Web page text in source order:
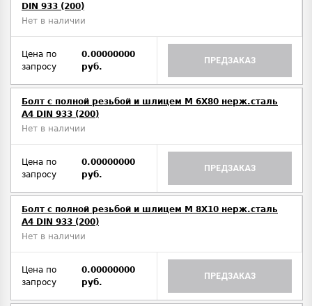
DIN 933 (200)
Нет в наличии
Цена по
запросу
0.00000000
руб.
ПРЕДЗАКАЗ
Болт с полной резьбой и шлицем M 6Х80 нерж.сталь
A4 DIN 933 (200)
Нет в наличии
Цена по
запросу
0.00000000
руб.
ПРЕДЗАКАЗ
Болт с полной резьбой и шлицем M 8Х10 нерж.сталь
A4 DIN 933 (200)
Нет в наличии
Цена по
запросу
0.00000000
руб.
ПРЕДЗАКАЗ